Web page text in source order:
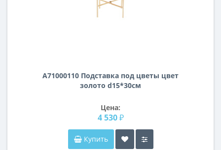
A71000110 Подставка под цветы цвет
золото d15*30см
Цена:
4 530 ₽
Купить